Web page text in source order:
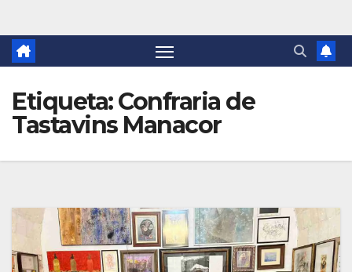
Etiqueta:Confraria de
Tastavins Manacor